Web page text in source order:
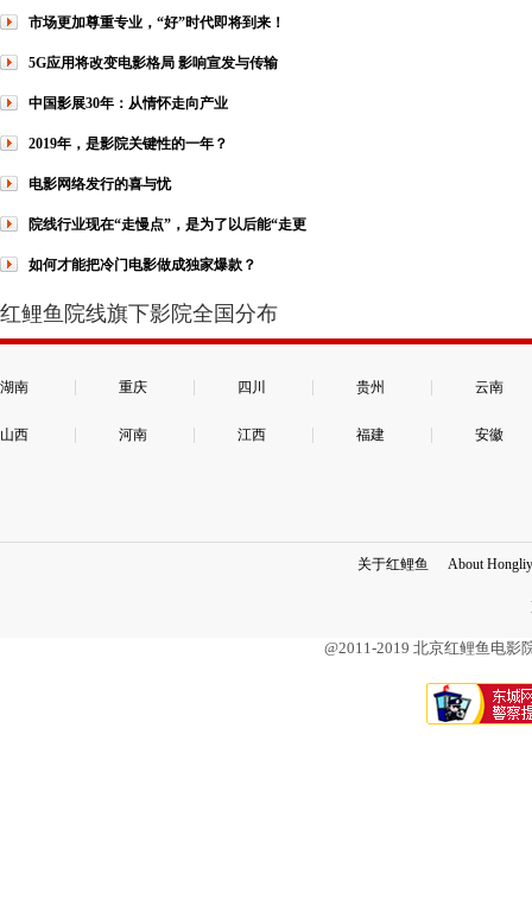
市场更加尊重专业，“好”时代即将到来！
5G应用将改变电影格局 影响宣发与传输
中国影展30年：从情怀走向产业
2019年，是影院关键性的一年？
电影网络发行的喜与忧
院线行业现在“走慢点”，是为了以后能“走更
如何才能把冷门电影做成独家爆款？
红鲤鱼院线旗下影院全国分布
湖南 重庆 四川 贵州 云南
山西 河南 江西 福建 安徽
关于红鲤鱼 About
@2011-2019 北京红鲤鱼电影